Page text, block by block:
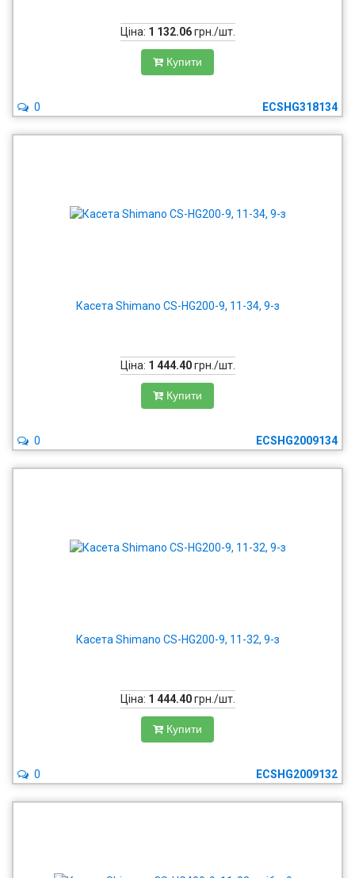
Ціна: 1 132.06грн./шт.
Купити
ECSHG318134
0
Касета Shimano CS-HG200-9, 11-34, 9-з
Ціна: 1 444.40грн./шт.
Купити
ECSHG2009134
0
Касета Shimano CS-HG200-9, 11-32, 9-з
Ціна: 1 444.40грн./шт.
Купити
ECSHG2009132
0